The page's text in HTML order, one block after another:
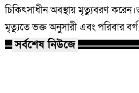
চিকিৎসাধীন অবস্থায় মৃত্যুবরণ
মৃত্যুতে ভক্ত অনুসারী এবং পরিবার
সর্বশেষ নিউজে